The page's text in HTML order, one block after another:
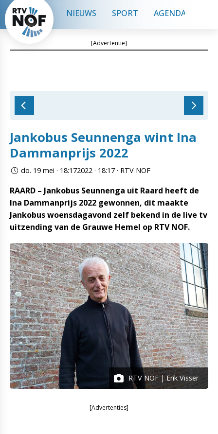
NIEUWS SPORT AGENDA
[Advertentie]
Jankobus Seunnenga wint Ina
Dammanprijs 2022
do. 19 mei · 18:172022 · 18:17 · RTV NOF
RAARD – Jankobus Seunnenga uit Raard heeft de
Ina Dammanprijs 2022 gewonnen, dit maakte
Jankobus woensdagavond zelf bekend in de live tv
uitzending van de Grauwe Hemel op RTV NOF.
RTV NOF | Erik Visser
[Advertenties]